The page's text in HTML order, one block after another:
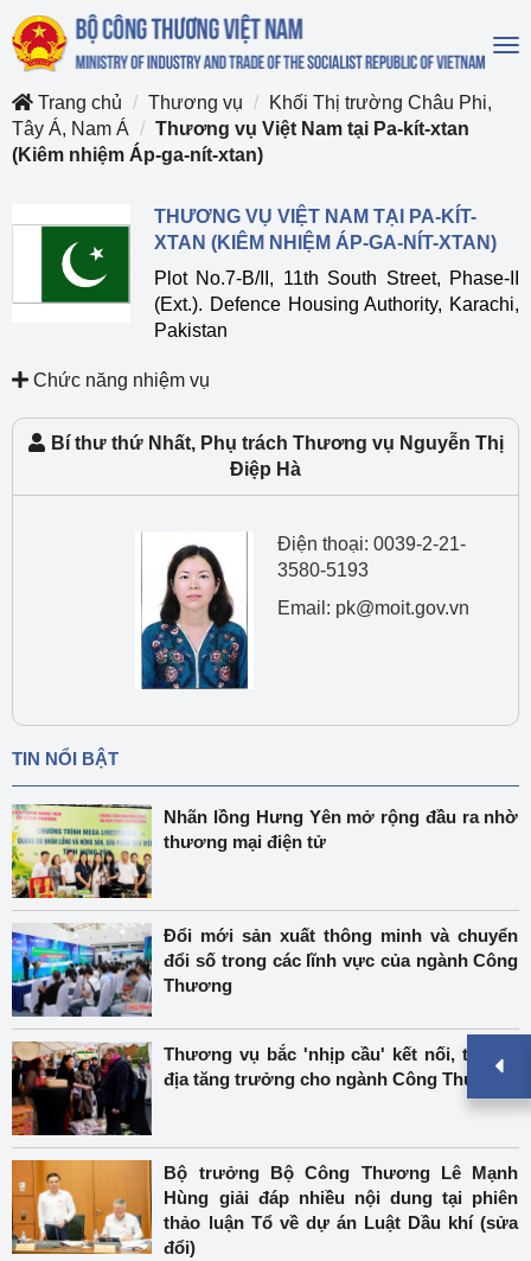
Trang chủ
Thương vụ
Khối Thị trường Châu Phi,
Tây Á, Nam Á
Thương vụ Việt Nam tại Pa-kít-xtan
(Kiêm nhiệm Áp-ga-nít-xtan)
THƯƠNG VỤ VIỆT NAM TẠI PA-KÍT-
XTAN (KIÊM NHIỆM ÁP-GA-NÍT-XTAN)
Plot No.7-B/II, 11th South Street, Phase-II
(Ext.). Defence Housing Authority, Karachi,
Pakistan
Chức năng nhiệm vụ
Bí thư thứ Nhất, Phụ trách Thương vụ Nguyễn Thị
Điệp Hà
Điện thoại: 0039-2-21-
3580-5193
Email: pk@moit.gov.vn
TIN NỔI BẬT
Nhãn lồng Hưng Yên mở rộng đầu ra nhờ
thương mại điện tử
Đổi mới sản xuất thông minh và chuyển
đổi số trong các lĩnh vực của ngành Công
Thương
Thương vụ bắc 'nhịp cầu' kết nối, tạo dư
địa tăng trưởng cho ngành Công Thương
Bộ trưởng Bộ Công Thương Lê Mạnh
Hùng giải đáp nhiều nội dung tại phiên
thảo luận Tổ về dự án Luật Dầu khí (sửa
đổi)